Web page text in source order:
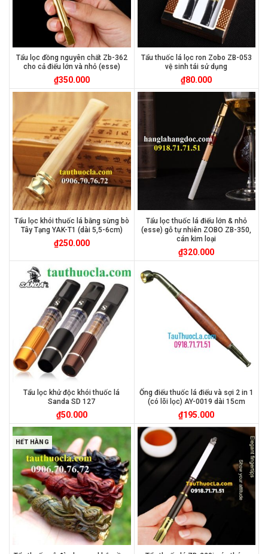
Tẩu lọc đồng nguyên chất Zb-362
cho cả điếu lớn và nhỏ (esse)
₫350.000
Tẩu thuốc lá lọc ron Zobo ZB-053
vệ sinh tái sử dụng
₫80.000
Tẩu lọc khói thuốc lá bằng sừng bò
Tây Tạng YAK-T1 (dài 5,5-6cm)
₫250.000
Tẩu lọc thuốc lá điếu lớn & nhỏ
(esse) gỗ tự nhiên ZOBO ZB-350,
cán kim loại
₫320.000
Tẩu lọc khử độc khói thuốc lá
Sanda SD 127
₫50.000
Ống điếu thuốc lá điếu và sợi 2 in 1
(có lõi lọc) AY-0019 dài 15cm
₫195.000
HẾT HÀNG